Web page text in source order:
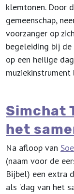
klemtonen. Door
gemeenschap,
voorzanger op
begeleiding bij de
op een heilige
muziekinstrument
Simchat
het
Na afloop van
(naam voor de
Bijbel) een extra
als 'dag van het